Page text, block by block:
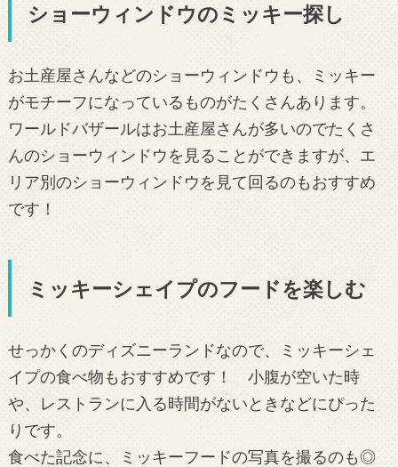
ショーウィンドウのミッキー探し
お土産屋さんなどのショーウィンドウも、ミッキー
がモチーフになっているものがたくさんあります。
ワールドバザールはお土産屋さんが多いのでたくさ
んのショーウィンドウを見ることができますが、エ
リア別のショーウィンドウを見て回るのもおすすめ
です！
ミッキーシェイプのフードを楽しむ
せっかくのディズニーランドなので、ミッキーシェ
イプの食べ物もおすすめです！ 小腹が空いた時
や、レストランに入る時間がないときなどにぴった
りです。
食べた記念に、ミッキーフードの写真を撮るのも◎